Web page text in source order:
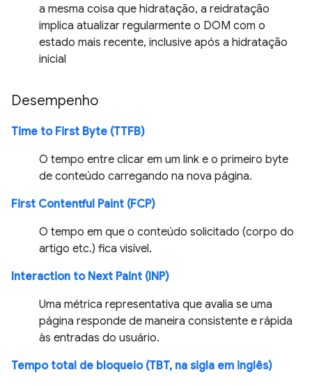
a mesma coisa que hidratação, a reidratação
implica atualizar regularmente o DOM com o
estado mais recente, inclusive após a hidratação
inicial
Desempenho
Time to First Byte (TTFB)
O tempo entre clicar em um link e o primeiro byte
de conteúdo carregando na nova página.
First Contentful Paint (FCP)
O tempo em que o conteúdo solicitado (corpo do
artigo etc.) fica visível.
Interaction to Next Paint (INP)
Uma métrica representativa que avalia se uma
página responde de maneira consistente e rápida
às entradas do usuário.
Tempo total de bloqueio (TBT, na sigla em inglês)